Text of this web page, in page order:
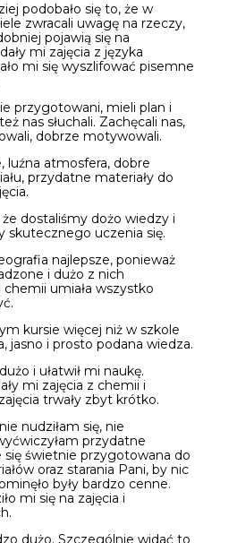
podobało się to, że w
zwracali uwagę na rzeczy,
pojawią się na
mi zajęcia z języka
mi się wyszlifować pisemne
przygotowani, mieli plan i
nas słuchali. Zachęcali nas,
dobrze motywowali.
luźna atmosfera, dobre
przydatne materiały do
że dostaliśmy dożo wiedzy i
skutecznego uczenia się.
najlepsze, ponieważ
i dużo z nich
umiała wszystko
kursie więcej niż w szkole
jasno i prosto podana wiedza.
i ułatwił mi naukę.
mi zajęcia z chemii i
trwały zbyt krótko.
nudziłam się, nie
przydatne
świetnie przygotowana do
oraz starania Pani, by nic
były bardzo cenne.
mi się na zajęcia i
dużo. Szczególnie widać to